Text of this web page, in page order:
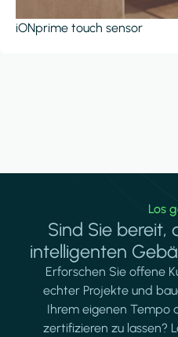
iONprime touch sensor
Los
Sind Sie bereit,
intelligenten
Erforschen Sie offene
echter Projekte und
Ihrem eigenen Tempo
zertifizieren zu lassen?